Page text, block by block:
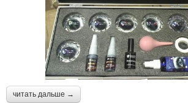
читать дальше →